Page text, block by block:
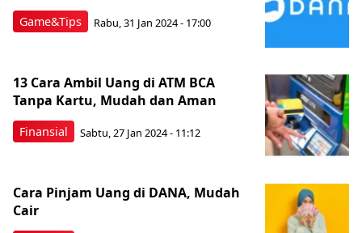
Game&Tips Rabu, 31 Jan 2024 - 17:00
Finansial
13 Cara Ambil Uang di ATM BCA
Tanpa Kartu, Mudah dan Aman
Sabtu, 27 Jan 2024 - 11:12
Cara Pinjam Uang di DANA, Mudah
Cair